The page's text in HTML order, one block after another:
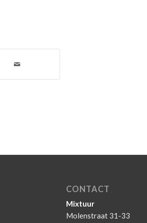
CONTACT
Mixtuur
Molenstraat 31-33